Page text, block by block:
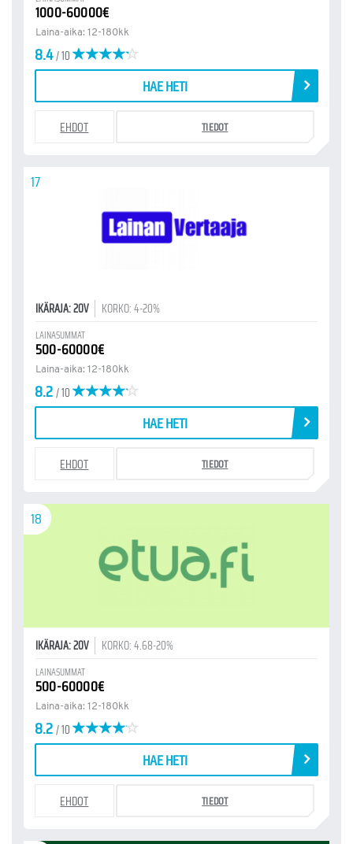
1000-60000€
Laina-aika: 12-180kk
8.4/ 10
HAE HETI
EHDOT TIEDOT
17
IKÄRAJA: 20V KORKO: 4-20%
LAINASUMMAT
500-60000€
Laina-aika: 12-180kk
8.2/ 10
HAE HETI
EHDOT TIEDOT
18
IKÄRAJA: 20V KORKO: 4.68-20%
LAINASUMMAT
500-60000€
Laina-aika: 12-180kk
8.2/ 10
HAE HETI
EHDOT TIEDOT